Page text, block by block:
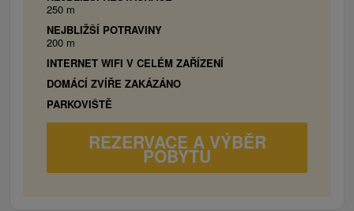
250 m
NEJBLIŽŠÍ POTRAVINY
200 m
INTERNET WIFI V CELÉM ZAŘÍZENÍ
DOMÁCÍ ZVÍŘE ZAKÁZÁNO
PARKOVIŠTĚ
REZERVACE A VÝBĚR
POBYTU